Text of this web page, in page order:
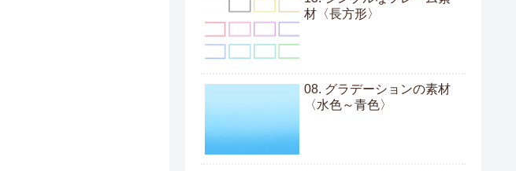
材〈長方形〉
08. グラデーションの素材
〈水色～青色〉